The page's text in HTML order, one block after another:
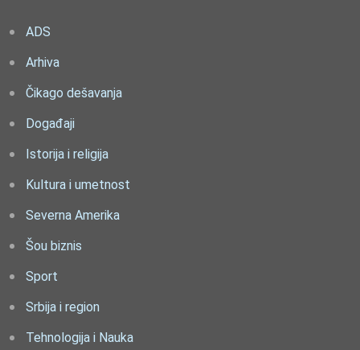
ADS
Arhiva
Čikago dešavanja
Događaji
Istorija i religija
Kultura i umetnost
Severna Amerika
Šou biznis
Sport
Srbija i region
Tehnologija i Nauka